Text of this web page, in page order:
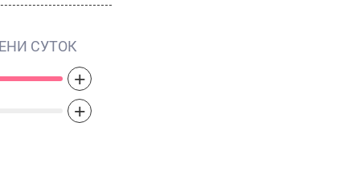
СУТОК
+
+